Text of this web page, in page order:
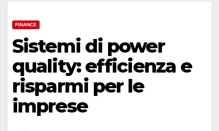
FINANCE
Sistemi di power
quality: efficienza e
risparmi per le
imprese